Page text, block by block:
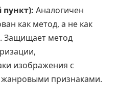
Аналогичен
как метод, а не как
Защищает метод
изображения с
жанровыми признаками.